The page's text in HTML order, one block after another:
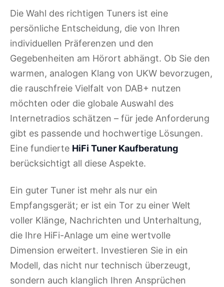
Die Wahl des richtigen Tuners ist eine
persönliche Entscheidung, die von Ihren
individuellen Präferenzen und den
Gegebenheiten am Hörort abhängt. Ob Sie den
warmen, analogen Klang von UKW bevorzugen,
die rauschfreie Vielfalt von DAB+ nutzen
möchten oder die globale Auswahl des
Internetradios schätzen – für jede Anforderung
gibt es passende und hochwertige Lösungen.
Eine fundierte HiFi Tuner Kaufberatung
berücksichtigt all diese Aspekte.
Ein guter Tuner ist mehr als nur ein
Empfangsgerät; er ist ein Tor zu einer Welt
voller Klänge, Nachrichten und Unterhaltung,
die Ihre HiFi-Anlage um eine wertvolle
Dimension erweitert. Investieren Sie in ein
Modell, das nicht nur technisch überzeugt,
sondern auch klanglich Ihren Ansprüchen